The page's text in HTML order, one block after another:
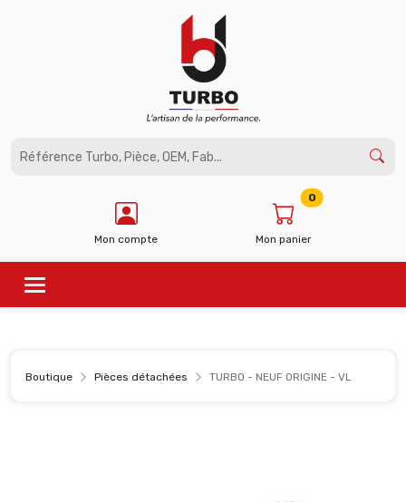
Mon compte Mon panier
0
Boutique Pièces détachées TURBO - NEUF ORIGINE - VL
Panneau de gestion des cookies